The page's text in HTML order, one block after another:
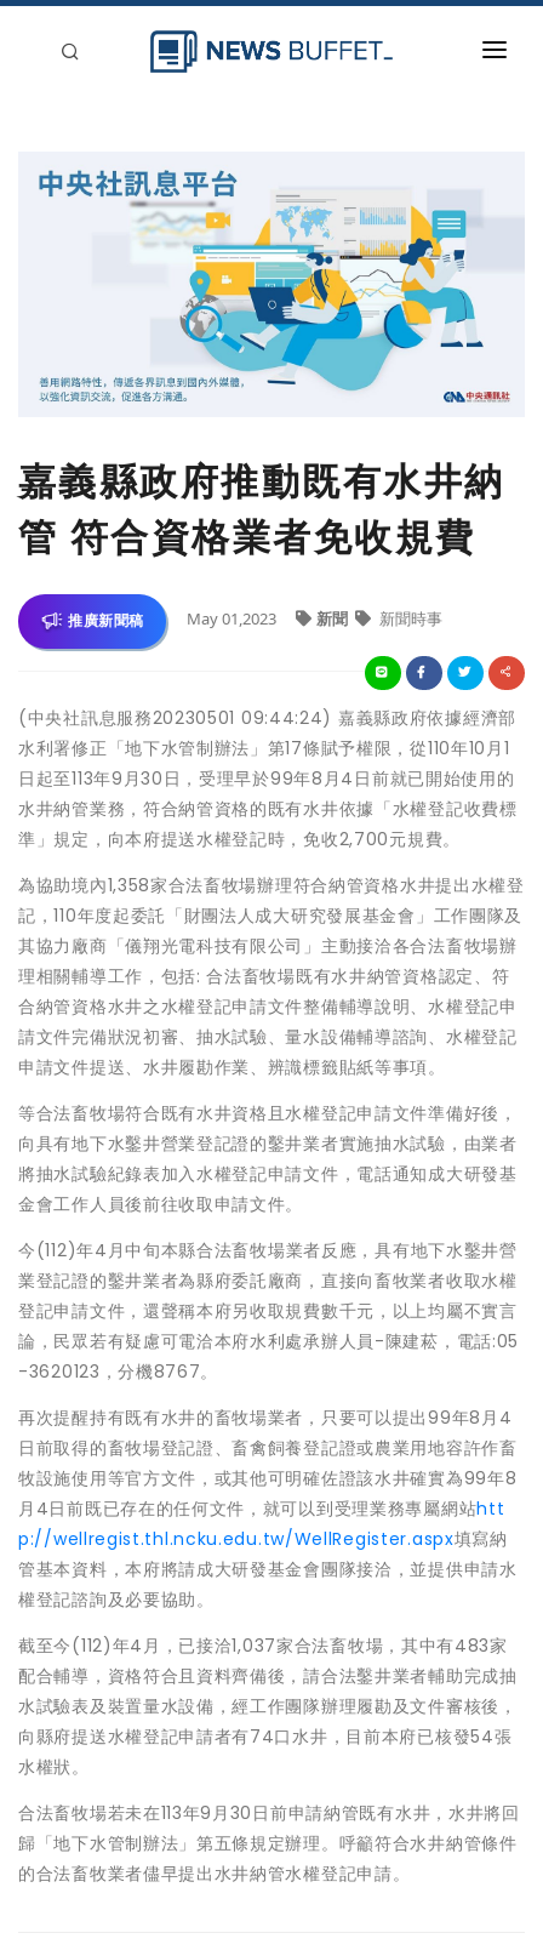
嘉義縣政府推動既有水井納
管 符合資格業者免收規費
推廣新聞稿 May 01,2023 新聞 新聞時事
(中央社訊息服務20230501 09:44:24) 嘉義縣政府依據經濟部
水利署修正「地下水管制辦法」第17條賦予權限，從110年10月1
日起至113年9月30日，受理早於99年8月4日前就已開始使用的
水井納管業務，符合納管資格的既有水井依據「水權登記收費標
準」規定，向本府提送水權登記時，免收2,700元規費。
為協助境內1,358家合法畜牧場辦理符合納管資格水井提出水權登
記，110年度起委託「財團法人成大研究發展基金會」工作團隊及
其協力廠商「儀翔光電科技有限公司」主動接洽各合法畜牧場辦
理相關輔導工作，包括: 合法畜牧場既有水井納管資格認定、符
合納管資格水井之水權登記申請文件整備輔導說明、水權登記申
請文件完備狀況初審、抽水試驗、量水設備輔導諮詢、水權登記
申請文件提送、水井履勘作業、辨識標籤貼紙等事項。
等合法畜牧場符合既有水井資格且水權登記申請文件準備好後，
向具有地下水鑿井營業登記證的鑿井業者實施抽水試驗，由業者
將抽水試驗紀錄表加入水權登記申請文件，電話通知成大研發基
金會工作人員後前往收取申請文件。
今(112)年4月中旬本縣合法畜牧場業者反應，具有地下水鑿井營
業登記證的鑿井業者為縣府委託廠商，直接向畜牧業者收取水權
登記申請文件，還聲稱本府另收取規費數千元，以上均屬不實言
論，民眾若有疑慮可電洽本府水利處承辦人員-陳建菘，電話:05
-3620123，分機8767。
再次提醒持有既有水井的畜牧場業者，只要可以提出99年8月4
日前取得的畜牧場登記證、畜禽飼養登記證或農業用地容許作畜
牧設施使用等官方文件，或其他可明確佐證該水井確實為99年8
月4日前既已存在的任何文件，就可以到受理業務專屬網站htt
p://wellregist.thl.ncku.edu.tw/WellRegister.aspx填寫納
管基本資料，本府將請成大研發基金會團隊接洽，並提供申請水
權登記諮詢及必要協助。
截至今(112)年4月，已接洽1,037家合法畜牧場，其中有483家
配合輔導，資格符合且資料齊備後，請合法鑿井業者輔助完成抽
水試驗表及裝置量水設備，經工作團隊辦理履勘及文件審核後，
向縣府提送水權登記申請者有74口水井，目前本府已核發54張
水權狀。
合法畜牧場若未在113年9月30日前申請納管既有水井，水井將回
歸「地下水管制辦法」第五條規定辦理。呼籲符合水井納管條件
的合法畜牧業者儘早提出水井納管水權登記申請。